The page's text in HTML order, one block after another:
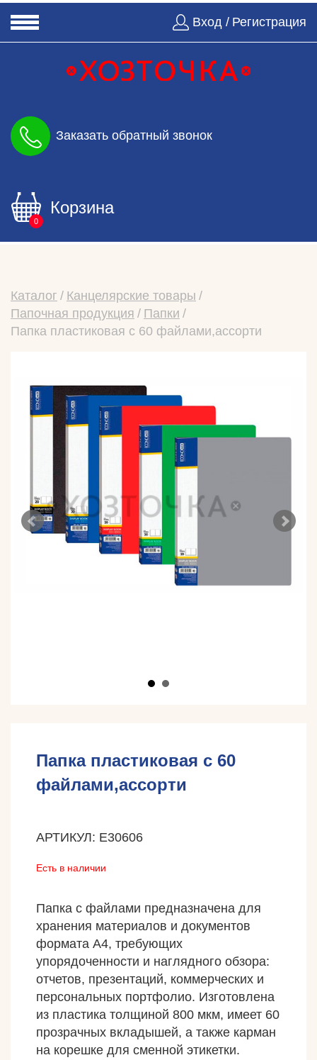
Вход / Регистрация
Заказать обратный звонок
0
Корзина
Каталог
Канцелярские товары
Папочная продукция
Папки
Папка пластиковая с 60 файлами,ассорти
Папка пластиковая с 60
файлами,ассорти
АРТИКУЛ: E30606
Есть в наличии
Папка с файлами предназначена для
хранения материалов и документов
формата А4, требующих
упорядоченности и наглядного обзора:
отчетов, презентаций, коммерческих и
персональных портфолио. Изготовлена
из пластика толщиной 800 мкм, имеет 60
прозрачных вкладышей, а также карман
на корешке для сменной этикетки.